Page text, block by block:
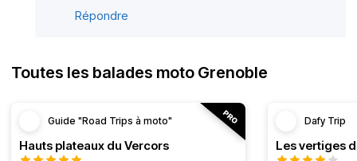
Répondre
Toutes les balades moto Grenoble
Guide "Road Trips à moto"
Hauts plateaux du Vercors
Dafy Trip
Les vertiges